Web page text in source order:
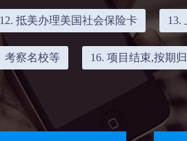
12. 抵美办理美国社会保险卡 13.
考察名校等 16. 项目结束,按期